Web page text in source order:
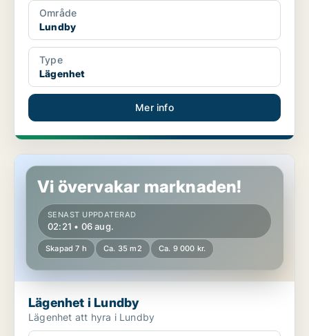
Område
Lundby
Type
Lägenhet
Mer info
Lägenhet i Lundby
Vi övervakar marknaden!
SENAST UPPDATERAD
02:21 • 06 aug.
Skapad 7 h Ca. 35 m2 Ca. 9 000 kr.
Lägenhet i Lundby
Lägenhet att hyra i Lundby